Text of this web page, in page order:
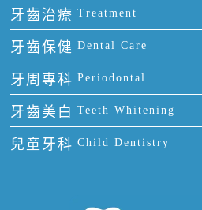
多顆牙缺失
半口缺失
全口缺失
前牙反頜
牙齒前突
牙齒稀疏
全瓷牙
烤瓷牙
四環素牙
活動假牙
牙貼面
牙齒治療 Treatment
補牙
智齒
拔牙
牙痛
牙齒保健 Dental Care
正確刷牙
全國愛牙日
牙科通識
牙周專科 Periodontal
牙周炎
牙齦出血
牙齒美白 Teeth Whitening
冷光美白
兒童牙科 Child Dentistry